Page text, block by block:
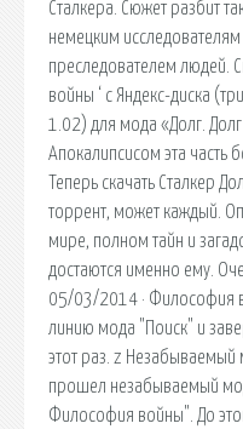
Сталкера. Сюжет разбит
немецким
преследователем людей.
войны ‘ с Яндекс-диска
1.02) для мода «Долг.
Апокалипсисом эта часть
Теперь скачать Сталкер
торрент, может каждый.
мире, полном тайн и
достаются именно ему.
05/03/2014 · Философия
линию мода "Поиск" и
этот раз. z
прошел незабываемый
Философия войны". До